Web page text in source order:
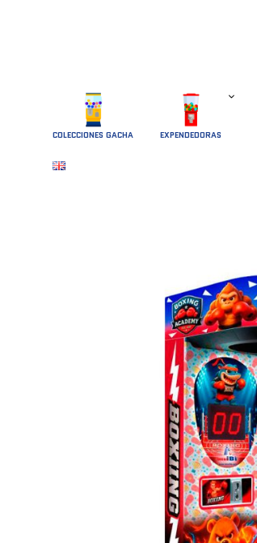
COLECCIONES GACHA EXPENDEDORAS